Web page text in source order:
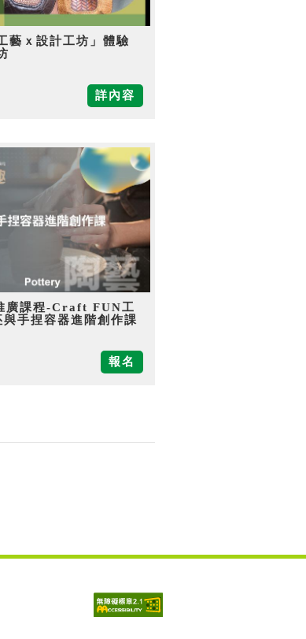
藝ｘ設計工坊」體驗
詳內容
廣課程-Craft FUN工
手捏容器進階創作課
報名